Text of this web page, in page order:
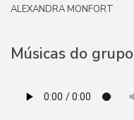
ALEXANDRA MONFORT
Músicas do grupo